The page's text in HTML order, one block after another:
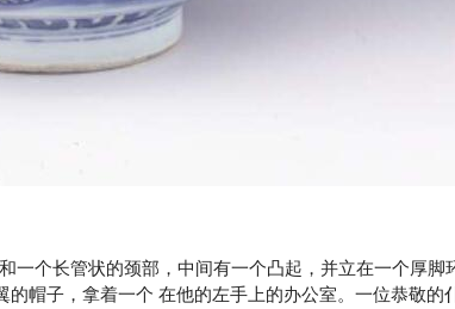
个长管状的颈部，中间有一个凸起，并立在一个厚脚
帽子，拿着一个 在他的左手上的办公室。一位恭敬